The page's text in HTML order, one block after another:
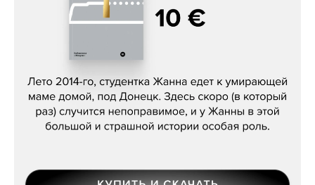
Сергей Лебедев, «Белая дама»